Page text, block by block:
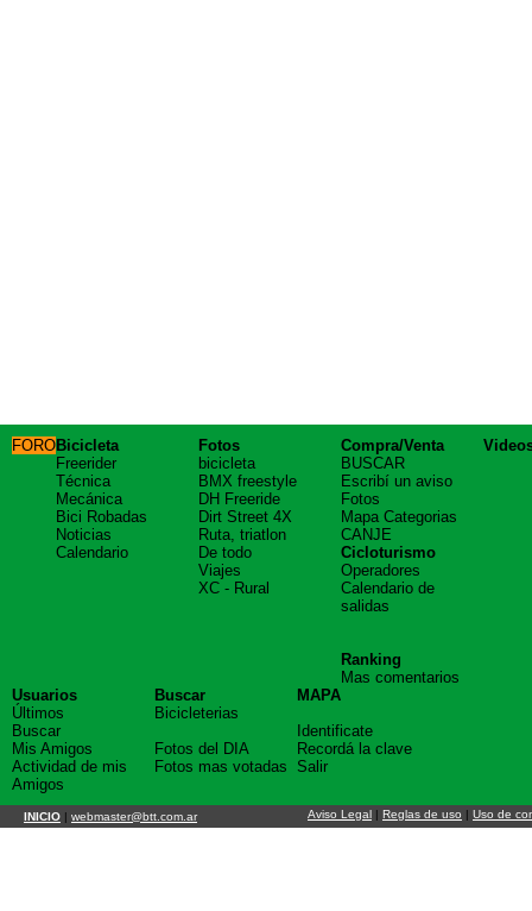
FOROBicicleta
Freerider
Técnica
Mecánica
Bici Robadas
Noticias
Calendario
Fotos
bicicleta
BMX freestyle
DH Freeride
Dirt Street 4X
Ruta, triatlon
De todo
Viajes
XC - Rural
Compra/Venta
BUSCAR
Escribí un aviso
Fotos
Mapa Categorias
CANJE
Cicloturismo
Operadores
Calendario de
salidas
Ranking
Mas comentarios
Usuarios
Últimos
Buscar
Mis Amigos
Actividad de mis
Amigos
Buscar
Bicicleterias
Fotos del DIA
Fotos mas votadas
MAPA
Identificate
Recordá la clave
Salir
INICIO | webmaster@btt.com.ar Aviso Legal | Reglas de uso | Uso de